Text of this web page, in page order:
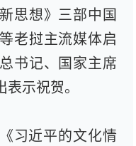
思想》三部中国
老挝主流媒体启
书记、国家主席
示祝贺。
习近平的文化情